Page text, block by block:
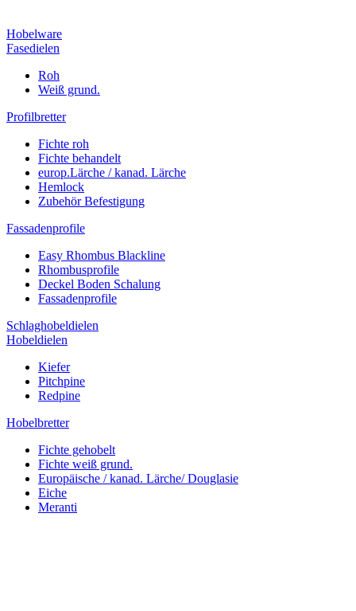
Hobelware
Fasedielen
Roh
Weiß grund.
Profilbretter
Fichte roh
Fichte behandelt
europ.Lärche / kanad. Lärche
Hemlock
Zubehör Befestigung
Fassadenprofile
Easy Rhombus Blackline
Rhombusprofile
Deckel Boden Schalung
Fassadenprofile
Schlaghobeldielen
Hobeldielen
Kiefer
Pitchpine
Redpine
Hobelbretter
Fichte gehobelt
Fichte weiß grund.
Europäische / kanad. Lärche/ Douglasie
Eiche
Meranti